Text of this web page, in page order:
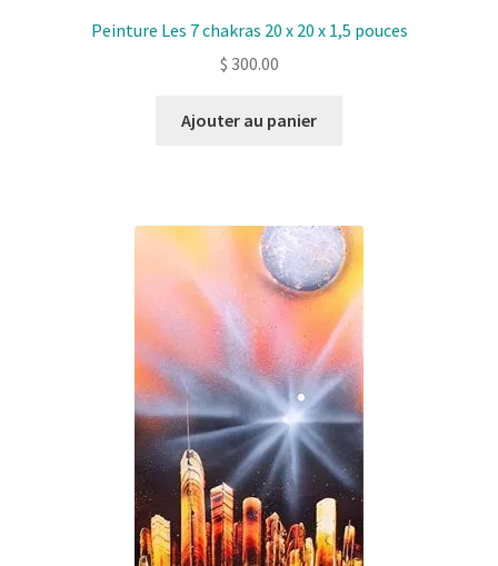
Peinture Les 7 chakras 20 x 20 x 1,5 pouces
$ 300.00
Ajouter au panier